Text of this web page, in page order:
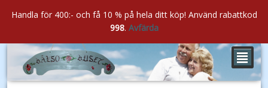
²
Handla för 400:- och få 10 % på hela ditt köp! Använd rabattkod
998. Avfärda